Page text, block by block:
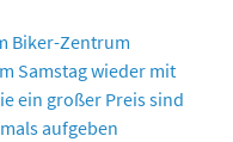
Biker-Zentrum
Samstag wieder mit
ein großer Preis sind
aufgeben